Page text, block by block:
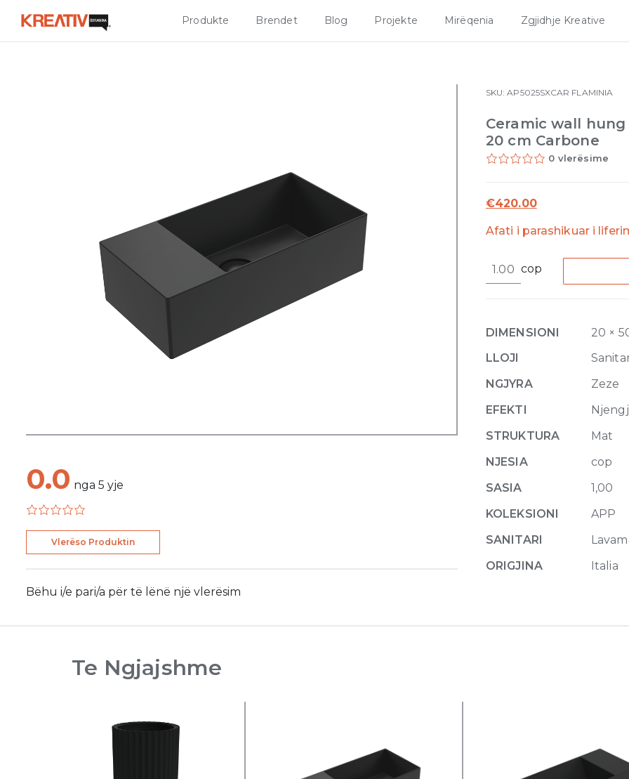
Produkte Brendet Blog Projekte Mirëqenia Zgjidhje Kreative
0.0 nga 5 yje
Vlerëso Produktin
Bëhu i/e pari/a për të lënë një vlerësim
SKU:AP5025SXCAR FLAMINIA
Ceramic wall
20 cm Carbone
0 vlerësime
€420.00
Afati i parashikuar i
wall
left
tap
50
x
x
H
cm
Carbone
cop
DIMENSIONI
20 ×
LLOJI
NGJYRA
Zeze
EFEKTI
STRUKTURA
Mat
NJESIA
cop
SASIA
1,00
KOLEKSIONI
APP
SANITARI
ORIGJINA
Italia
Te Ngjajshme